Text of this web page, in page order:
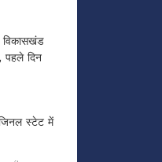
विकासखंड
दिन
स्टेट में